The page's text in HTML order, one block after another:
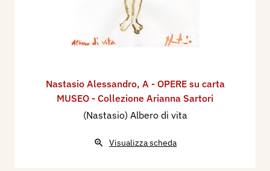
Nastasio Alessandro, A - OPERE su carta
MUSEO - Collezione Arianna Sartori
(Nastasio) Albero di vita
Visualizza scheda